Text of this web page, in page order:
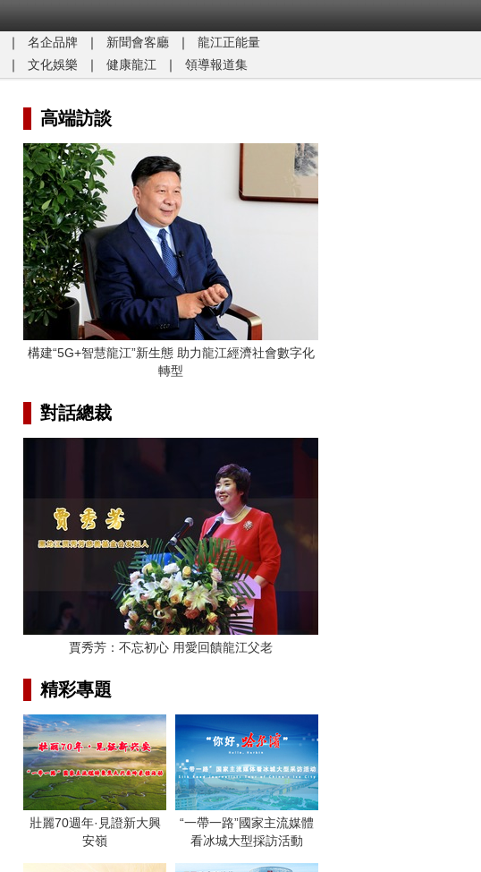
｜ 名企品牌 ｜ 新聞會客廳 ｜
龍江正能量​
｜ 文化娛樂 ｜ 健康龍江 ｜ 領導報道集
高端訪談
構建“5G+智慧龍江”新生態 助力龍江經濟社會數字化
轉型
對話總裁
賈秀芳：不忘初心 用愛回饋龍江父老
精彩專題
壯麗70週年·見證新大興
安嶺
“一帶一路”國家主流媒體
看冰城大型採訪活動